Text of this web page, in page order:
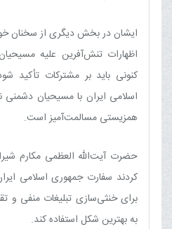
ایشان در بخش دیگری از سخنان خود
اظهارات تنش‌آفرین علیه
کنونی باید بر مشترکات تأکید
اسلامی ایران با مسیحیان دشمنی
همزیستی مسالمت‌آمیز است.
حضرت آیت‌الله العظمی مکارم
کردند سفارت جمهوری اسلامی
برای خنثی‌سازی تبلیغات منفی و
به بهترین شکل استفاده کند.